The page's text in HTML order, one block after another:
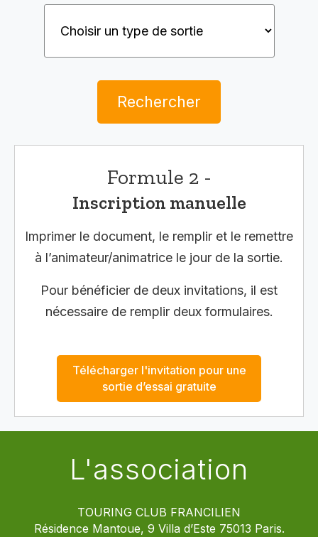
Rechercher
Formule 2 -
Inscription manuelle
Imprimer le document, le remplir et le remettre
à l’animateur/animatrice le jour de la sortie.
Pour bénéficier de deux invitations, il est
nécessaire de remplir deux formulaires.
Télécharger l'invitation pour une
sortie d’essai gratuite
L'association
TOURING CLUB FRANCILIEN
Résidence Mantoue, 9 Villa d’Este 75013 Paris.